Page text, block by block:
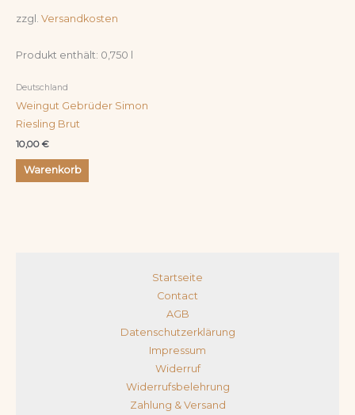
zzgl. Versandkosten
Produkt enthält: 0,750 l
Deutschland
Weingut Gebrüder Simon
Riesling Brut
10,00€
Warenkorb
Startseite
Contact
AGB
Datenschutzerklärung
Impressum
Widerruf
Widerrufsbelehrung
Zahlung & Versand